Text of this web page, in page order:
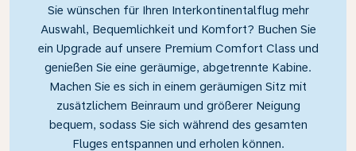
Sie wünschen für Ihren Interkontinentalflug mehr
Auswahl, Bequemlichkeit und Komfort? Buchen Sie
ein Upgrade auf unsere Premium Comfort Class und
genießen Sie eine geräumige, abgetrennte Kabine.
Machen Sie es sich in einem geräumigen Sitz mit
zusätzlichem Beinraum und größerer Neigung
bequem, sodass Sie sich während des gesamten
Fluges entspannen und erholen können.